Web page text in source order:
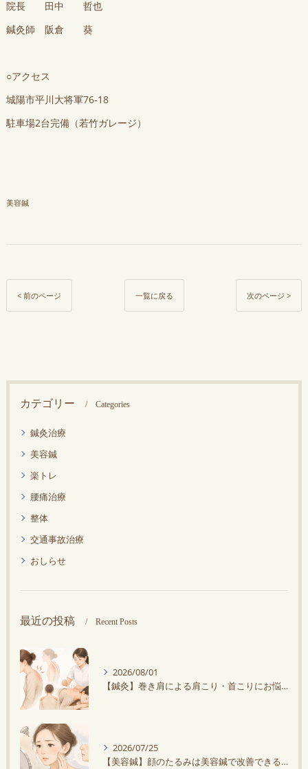
院長 田中 哲也
鍼灸師 阪倉 葵
○アクセス
城陽市平川大将軍76-18
駐車場2台完備（若竹ガレージ）
美容鍼
< 前のページ 一覧に戻る 次のページ >
カテゴリー Categories
鍼灸治療
美容鍼
楽トレ
腰痛治療
整体
交通事故治療
おしらせ
最近の投稿 Recent Posts
2026/08/01
【鍼灸】巻き肩による肩こり・首こりにお悩みの方に鍼灸がオススメ！スマホ・デスクワークで悪化する？
2026/07/25
【美容鍼】顔のたるみは美容鍼で改善できる？原因と効果を解説